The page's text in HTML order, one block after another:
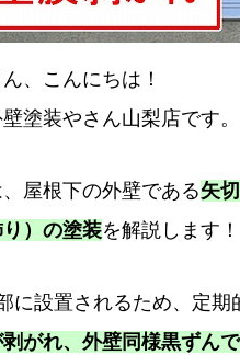
、こんにちは！
塗装やさん山梨店です。
屋根下の外壁である矢
） の塗装を解説します！
に設置されるため、定期
がれ、外壁同様黒ずん